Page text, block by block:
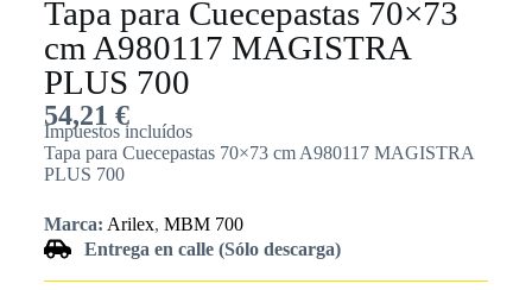
Tapa para Cuecepastas 70×73
cm A980117 MAGISTRA
PLUS 700
54,21 €
Impuestos incluídos
Tapa para Cuecepastas 70×73 cm A980117 MAGISTRA
PLUS 700
Marca: Arilex, MBM 700
Entrega en calle (Sólo descarga)